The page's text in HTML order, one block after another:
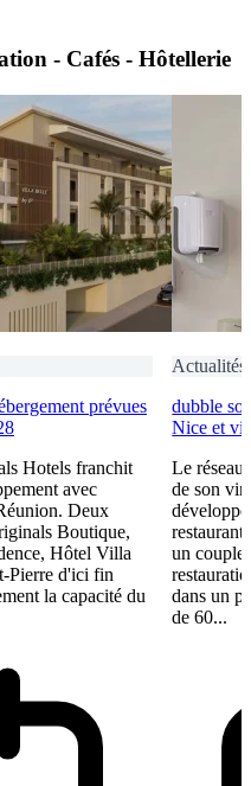
- Cafés - Hôtellerie
prévues
Hotels franchit
avec
Deux
Boutique,
Hôtel Villa
Pierre d'ici fin
la capacité du
Actualités
dubble
Nice et
Le réseau
de son
un couple
dans un
de 60...